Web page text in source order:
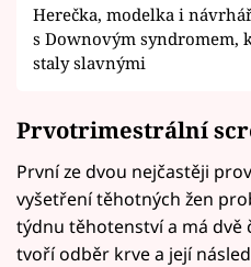
Herečka, modelka i
s Downovým syndromem,
staly slavnými
Prvotrimestrální
První ze dvou nejčastěji
vyšetření těhotných žen
týdnu těhotenství a má dvě
tvoří odběr krve a její